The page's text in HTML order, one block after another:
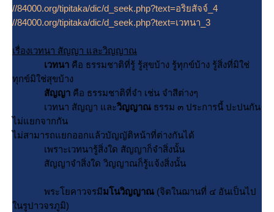
//84000.org/tipitaka/dic/d_seek.php?text=อริยสัจจ์_4
//84000.org/tipitaka/dic/d_seek.php?text=เวทนา_3
เรื่องเวทนา สัญญา และวิญญาณ
เวทนา คือ ธรรมชาติที่รู้ รู้สุขบ้าง รู้ทุกข์บ้าง รู้สิ่งที่มิใช่
ทุกข์มิใช่สุขบ้าง
สัญญา คือ ธรรมชาติที่จำ เช่น จำสีต่างๆ
เวทนา สัญญา และวิญญาณ ธรรม ๓ ประการนี้ ปะปนกัน
ไม่แยกจากกัน
ไม่สามารถแยกออกแล้วบัญญัติหน้าที่ต่างกันได้
เพราะเวทนารู้สิ่งใด สัญญาก็จำสิ่งนั้น
สัญญาจำสิ่งใด วิญญาณก็รู้แจ้งสิ่งนั้น
พระโยคาวจรมีมโนวิญญาณ (จิตในฌานที่ ๔ อันเป็นไป
นรูปาวจรภูมิ)